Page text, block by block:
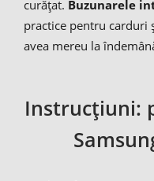
curățat. Buzunarele
practice pentru carduri
avea mereu la
Instrucțiuni: